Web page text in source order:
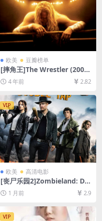
欧美 豆瓣榜单
[摔角王]The Wrestler (2008)
[百度网盘+迅雷云盘资源1080
P超清未删减][MP4/7GB][中
英字幕]
4 年前 2.82
VIP
欧美 高清电影
[丧尸乐园2]Zombieland: Do
uble Tap (2019)[百度网盘+夸
克网盘1080P超清未删减资源]
[网盘在线播放/下载][MP4/6.
8GB][中英字幕]
1 月前 2.9
VIP